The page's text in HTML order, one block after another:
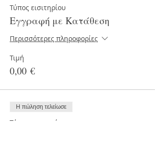
Τύπος εισιτηρίου
Εγγραφή με Κατάθεση
Περισσότερες πληροφορίες
Τιμή
0,00 €
Η πώληση τελείωσε
Τύπος εισιτηρίου